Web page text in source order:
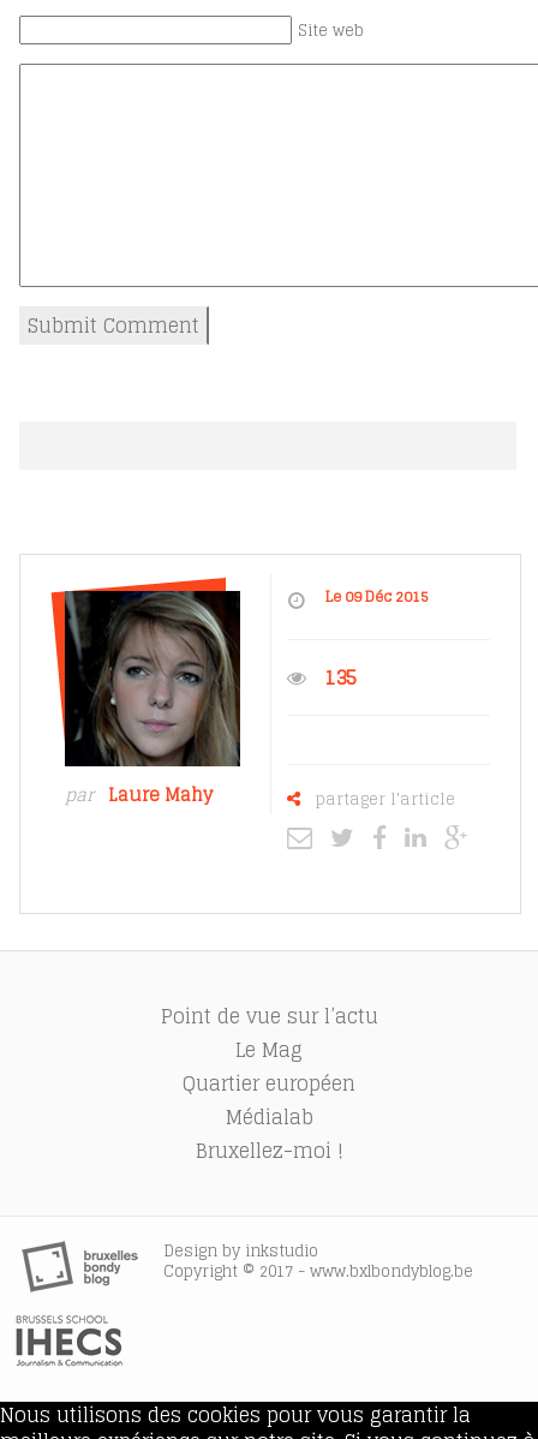
Site web
par Laure Mahy
Le 09 Déc 2015
135
partager l'article
Point de vue sur l’actu
Le Mag
Quartier européen
Médialab
Bruxellez-moi !
Design by inkstudio
Copyright © 2017 - www.bxlbondyblog.be
Nous utilisons des cookies pour vous garantir la